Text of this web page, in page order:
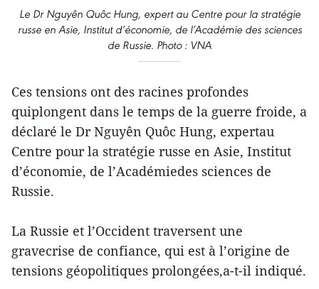
Le Dr Nguyên Quôc Hung, expert au Centre pour la stratégie
russe en Asie, Institut d’économie, de l’Académie des sciences
de Russie. Photo : VNA
Ces tensions ont des racines profondes
quiplongent dans le temps de la guerre froide, a
déclaré le Dr Nguyên Quôc Hung, expertau
Centre pour la stratégie russe en Asie, Institut
d’économie, de l’Académiedes sciences de
Russie.
La Russie et l’Occident traversent une
gravecrise de confiance, qui est à l’origine de
tensions géopolitiques prolongées,a-t-il indiqué.